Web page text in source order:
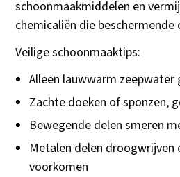
schoonmaakmiddelen en
chemicaliën die
Veilige schoonmaaktips:
Alleen lauwwarm zeepwater
Zachte doeken of sponzen,
Bewegende delen smeren
Metalen delen
voorkomen